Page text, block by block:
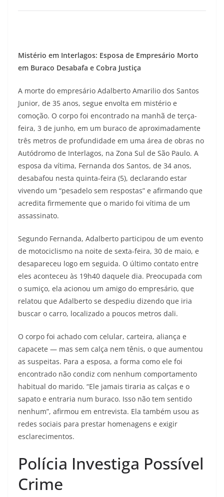
Mistério em Interlagos: Esposa de Empresário Morto
em Buraco Desabafa e Cobra Justiça
A morte do empresário Adalberto Amarilio dos Santos
Junior, de 35 anos, segue envolta em mistério e
comoção. O corpo foi encontrado na manhã de terça-
feira, 3 de junho, em um buraco de aproximadamente
três metros de profundidade em uma área de obras no
Autódromo de Interlagos, na Zona Sul de São Paulo. A
esposa da vítima, Fernanda dos Santos, de 34 anos,
desabafou nesta quinta-feira (5), declarando estar
vivendo um “pesadelo sem respostas” e afirmando que
acredita firmemente que o marido foi vítima de um
assassinato.
Segundo Fernanda, Adalberto participou de um evento
de motociclismo na noite de sexta-feira, 30 de maio, e
desapareceu logo em seguida. O último contato entre
eles aconteceu às 19h40 daquele dia. Preocupada com
o sumiço, ela acionou um amigo do empresário, que
relatou que Adalberto se despediu dizendo que iria
buscar o carro, localizado a poucos metros dali.
O corpo foi achado com celular, carteira, aliança e
capacete — mas sem calça nem tênis, o que aumentou
as suspeitas. Para a esposa, a forma como ele foi
encontrado não condiz com nenhum comportamento
habitual do marido. “Ele jamais tiraria as calças e o
sapato e entraria num buraco. Isso não tem sentido
nenhum”, afirmou em entrevista. Ela também usou as
redes sociais para prestar homenagens e exigir
esclarecimentos.
Polícia Investiga Possível
Crime